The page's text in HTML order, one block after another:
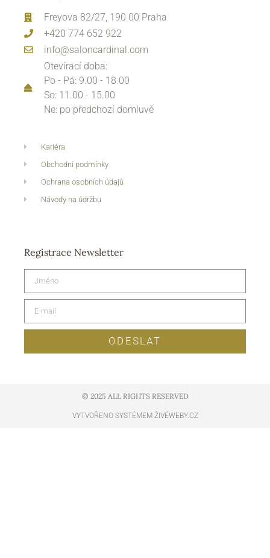
Freyova 82/27, 190 00 Praha
+420 774 652 922
info@saloncardinal.com
Otevírací doba:
Po - Pá: 9.00 - 18.00
So: 11.00 - 15.00
Ne: po předchozí domluvě
Kariéra
Obchodní podmínky
Ochrana osobních údajů
Návody na údržbu
Registrace Newsletter
ODESLAT
© 2025 ALL RIGHTS RESERVED​
VYTVOŘENO SYSTÉMEM ŽIVÉWEBY.CZ